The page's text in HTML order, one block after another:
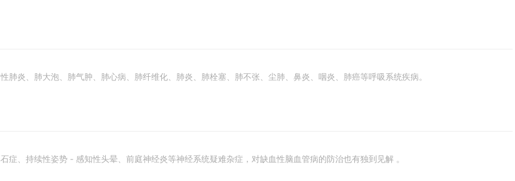
炎、肺大泡、肺气肿、肺心病、肺纤维化、肺炎、肺栓塞、肺不张、尘肺、鼻炎、咽炎、肺癌等呼吸系统疾病。
、持续性姿势 - 感知性头晕、前庭神经炎等神经系统疑难杂症，对缺血性脑血管病的防治也有独到见解 。